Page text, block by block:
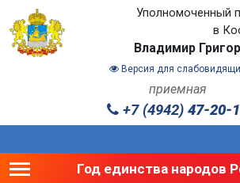
Уполномоченный
в
Владимир
Версия для
приемная
+7 (4942) 47-20-
Toggle main menu visibility
Год единства народов